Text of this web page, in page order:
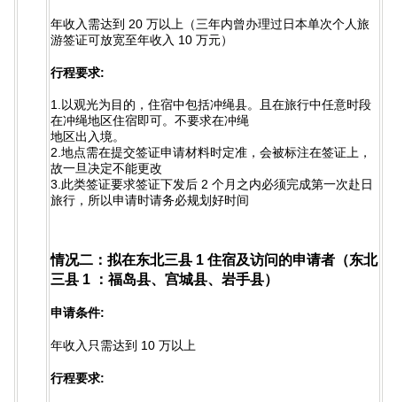
年收入需达到 20 万以上（三年内曾办理过日本单次个人旅
游签证可放宽至年收入 10 万元）
行程要求:
1.以观光为目的，住宿中包括冲绳县。且在旅行中任意时段
在冲绳地区住宿即可。不要求在冲绳
地区出入境。
2.地点需在提交签证申请材料时定准，会被标注在签证上，
故一旦决定不能更改
3.此类签证要求签证下发后 2 个月之内必须完成第一次赴日
旅行，所以申请时请务必规划好时间
情况二：拟在东北三县 1 住宿及访问的申请者（东北
三县 1 ：福岛县、宫城县、岩手县）
申请条件:
年收入只需达到 10 万以上
行程要求: